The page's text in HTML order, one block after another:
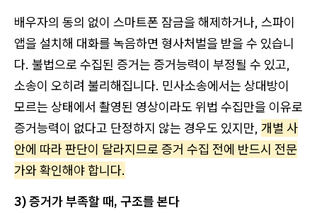
배우자의 동의 없이 스마트폰 잠금을 해제하거나, 스파이
앱을 설치해 대화를 녹음하면 형사처벌을 받을 수 있습니
다. 불법으로 수집된 증거는 증거능력이 부정될 수 있고,
소송이 오히려 불리해집니다. 민사소송에서는 상대방이
모르는 상태에서 촬영된 영상이라도 위법 수집만을 이유로
증거능력이 없다고 단정하지 않는 경우도 있지만, 개별 사
안에 따라 판단이 달라지므로 증거 수집 전에 반드시 전문
가와 확인해야 합니다.
3) 증거가 부족할 때, 구조를 본다